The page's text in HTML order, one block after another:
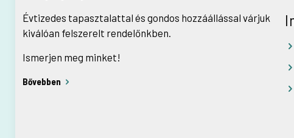
Évtizedes tapasztalattal és gondos hozzáállással várjuk
kiválóan felszerelt rendelőnkben.
Ismerjen meg minket!
Bővebben